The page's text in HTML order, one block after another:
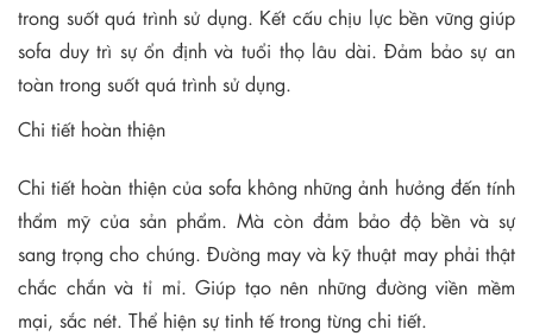
trong suốt quá trình sử dụng. Kết cấu chịu lực bền vững giúp
sofa duy trì sự ổn định và tuổi thọ lâu dài. Đảm bảo sự an
toàn trong suốt quá trình sử dụng.
Chi tiết hoàn thiện
Chi tiết hoàn thiện của sofa không những ảnh hưởng đến tính
thẩm mỹ của sản phẩm. Mà còn đảm bảo độ bền và sự
sang trọng cho chúng. Đường may và kỹ thuật may phải thật
chắc chắn và tỉ mỉ. Giúp tạo nên những đường viền mềm
mại, sắc nét. Thể hiện sự tinh tế trong từng chi tiết.